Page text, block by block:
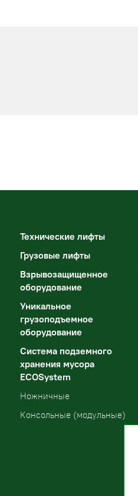
Технические лифты
Грузовые лифты
Взрывозащищенное
оборудование
Уникальное
грузоподъемное
оборудование
Система подземного
хранения мусора
ECOSystem
Ножничные
Консольные (модульные)